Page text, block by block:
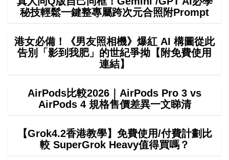
秘技輕鬆一鍵整專屬跨次元合照附Prompt
港女必備！《男友照相機》爆紅 AI 構圖從此
告別「影到我肥」的世紀爭拗【附免費使用
連結】
AirPods比較2026｜AirPods Pro 3 vs
AirPods 4 規格售價差異一文睇清
【Grok4.2香港教學】免費使用/付費計劃比
較 SuperGrok Heavy值得買嗎？